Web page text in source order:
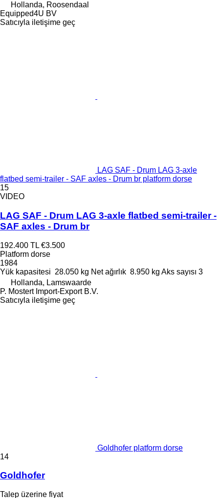
Hollanda, Roosendaal
Equipped4U BV
Satıcıyla iletişime geç
LAG SAF - Drum LAG 3-axle
flatbed semi-trailer - SAF axles - Drum br platform dorse
15
VIDEO
LAG SAF - Drum LAG 3-axle flatbed semi-trailer -
SAF axles - Drum br
192.400 TL €3.500
Platform dorse
1984
Yük kapasitesi 28.050 kg Net ağırlık 8.950 kg Aks sayısı 3
Hollanda, Lamswaarde
P. Mostert Import-Export B.V.
Satıcıyla iletişime geç
Goldhofer platform dorse
14
Goldhofer
Talep üzerine fiyat